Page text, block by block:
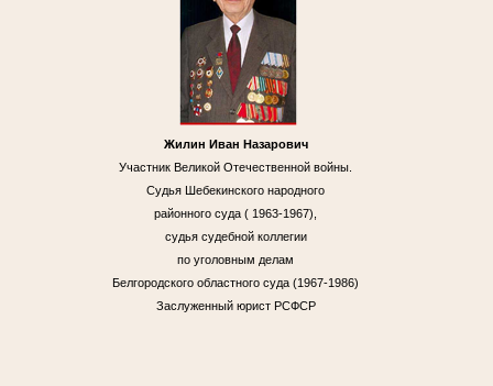
Жилин Иван Назарович
Участник Великой Отечественной войны.
Судья Шебекинского народного
районного суда ( 1963-1967),
судья судебной коллегии
по уголовным делам
Белгородского областного суда (1967-1986)
Заслуженный юрист РСФСР